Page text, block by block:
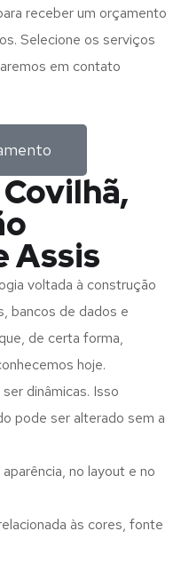
receber um orçamento
Selecione os serviços
em contato
Assis
voltada à construção
bancos de dados e
de certa forma,
hoje.
dinâmicas. Isso
pode ser alterado sem a
no layout e no
às cores, fonte